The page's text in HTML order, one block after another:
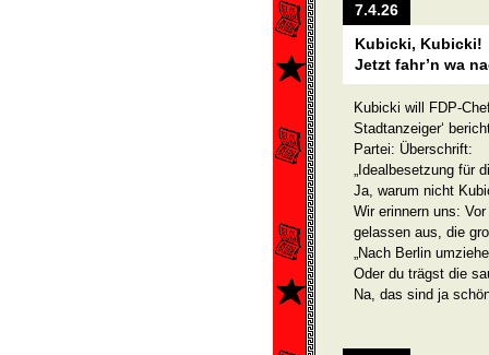
7.4.26
Kubicki, Kubicki!
Jetzt fahr’n wa
Kubicki will FDP-
Stadtanzeiger‘
Partei: Überschrift:
„Idealbesetzung für
Ja, warum nicht
Wir erinnern uns:
gelassen aus, die
„Nach Berlin
Oder du trägst die
Na, das sind ja